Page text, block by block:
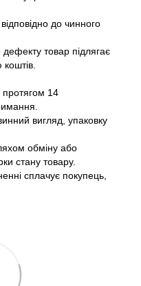
до чинного
товар підлягає
14
вигляд, упаковку
обміну або
стану товару.
сплачує покупець,